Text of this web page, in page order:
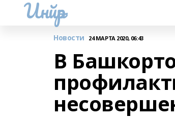
Инйәр
Новости 24 МАРТА 2020, 06:43
В